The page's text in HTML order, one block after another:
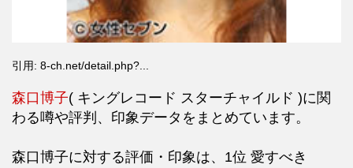
引用: 8-ch.net/detail.php?...
森口博子( キングレコード スターチャイルド )に関
わる噂や評判、印象データをまとめています。
森口博子に対する評価・印象は、1位 愛すべき